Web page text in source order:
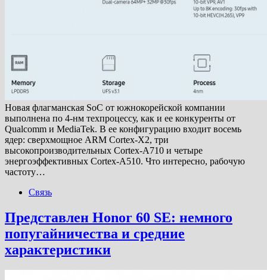
Новая флагманская SoC от южнокорейской компании
выполнена по 4-нм техпроцессу, как и ее конкуренты от
Qualcomm и MediaTek. В ее конфигурацию входит восемь
ядер: сверхмощное ARM Cortex-X2, три
высокопроизводительных Cortex-A710 и четыре
энергоэффективных Cortex-A510. Что интересно, рабочую
частоту…
Связь
Представлен Honor 60 SE: немного
попугайничества и средние
характеристики